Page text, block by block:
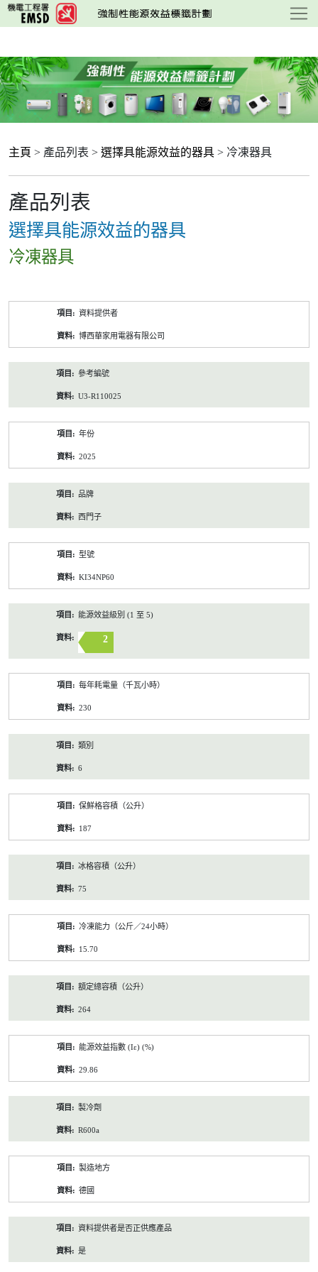
跳
至
要
內
容
主頁 > 產品列表 > 選擇具能源效益的器具 > 冷凍器具
產品列表
選擇具能源效益的器具
冷凍器具
資料提供者
博西華家用電器有限公司
參考編號
U3-R110025
年份
2025
品牌
西門子
型號
KI34NP60
能源效益級別 (1 至 5)
2
每年耗電量（千瓦小時）
230
類別
6
保鮮格容積（公升）
187
冰格容積（公升）
75
冷凍能力（公斤／24小時）
15.70
額定總容積（公升）
264
能源效益指數 (Iε) (%)
29.86
製冷劑
R600a
製造地方
德國
資料提供者是否正供應產品
是